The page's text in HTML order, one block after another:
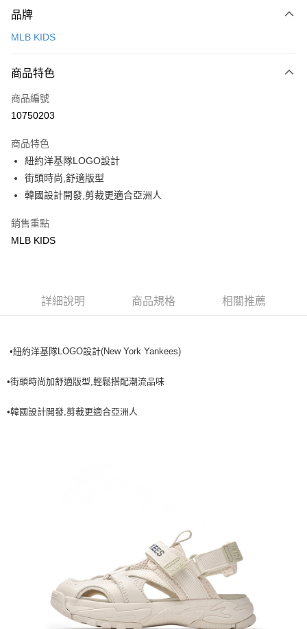
信用卡一次付款
LINE Pay
Apple Pay
悠遊付
運送方式
每筆NT$60，滿NT$499(含以上)免運費
7-11取貨付款<未取貨列黑名單/不支援離島取退>
每筆NT$60，滿NT$499(含以上)免運費
宅配滿699免運
品牌
MLB KIDS
商品特色
商品編號
10750203
商品特色
紐約洋基隊LOGO設計
街頭時尚,舒適版型
韓國設計開發,剪裁更適合亞洲人
銷售重點
MLB KIDS
詳細說明 商品規格 相關推薦
•紐約洋基隊LOGO設計(New York Yankees)
•街頭時尚加舒適版型,輕鬆搭配潮流品味
•韓國設計開發,剪裁更適合亞洲人